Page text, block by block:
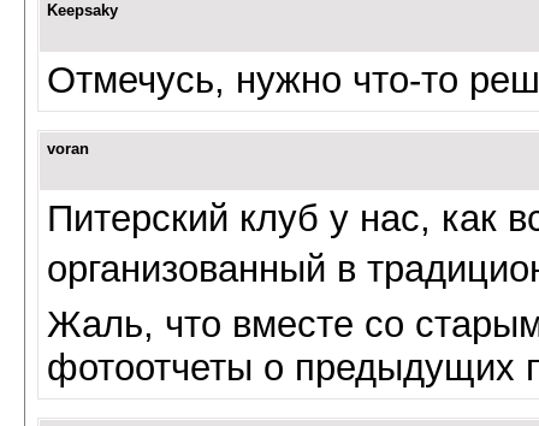
Keepsaky
Отмечусь, нужно что-то
voran
Питерский клуб у нас, как
организованный в
Жаль, что вместе со
фотоотчеты о предыдущих